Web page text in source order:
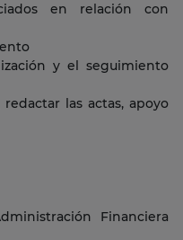
en relación con
y el seguimiento
las actas, apoyo
Financiera